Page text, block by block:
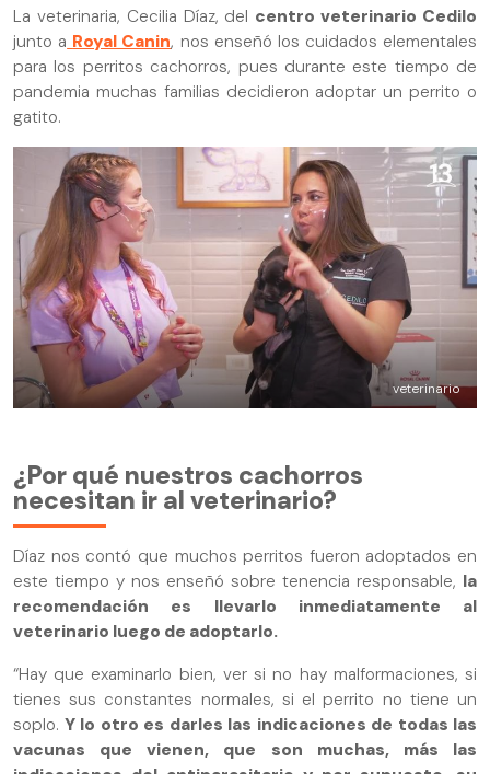
La veterinaria, Cecilia Díaz, del centro veterinario Cedilo
junto a Royal Canin, nos enseñó los cuidados elementales
para los perritos cachorros, pues durante este tiempo de
pandemia muchas familias decidieron adoptar un perrito o
gatito.
veterinario
¿Por qué nuestros cachorros
necesitan ir al veterinario?
Díaz nos contó que muchos perritos fueron adoptados en
este tiempo y nos enseñó sobre tenencia responsable, la
recomendación es llevarlo inmediatamente al
veterinario luego de adoptarlo.
“Hay que examinarlo bien, ver si no hay malformaciones, si
tienes sus constantes normales, si el perrito no tiene un
soplo. Y lo otro es darles las indicaciones de todas las
vacunas que vienen, que son muchas, más las